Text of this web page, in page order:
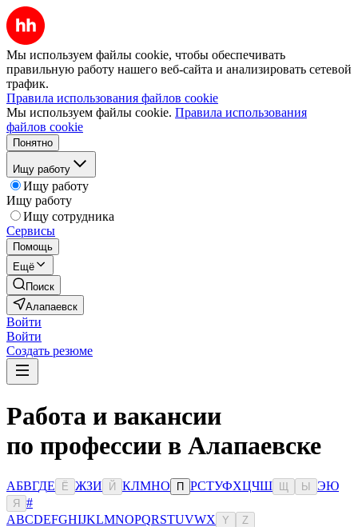
Мы используем файлы cookie, чтобы обеспечивать
правильную работу нашего веб-сайта и анализировать сетевой
трафик.
Правила использования файлов cookie
Мы используем файлы cookie. Правила использования
файлов cookie
Понятно
Ищу работу
Ищу работу
Ищу работу
Ищу сотрудника
Сервисы
Помощь
Ещё
Поиск
Алапаевск
Войти
Войти
Создать резюме
Работа и вакансии
по профессии в Алапаевске
АБВГДЕ Ё ЖЗИ Й КЛМНО П РСТУФХЦЧШ Ы ЭЮ
Я
#
ABCDEFGHIJKLMNOPQRSTUVWX Y Z